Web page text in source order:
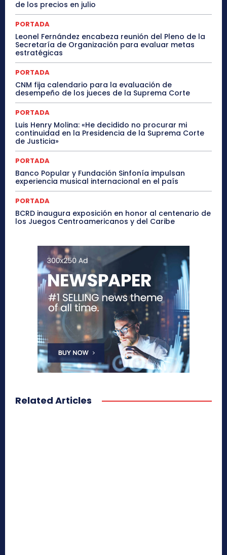
de los precios en julio
PORTADA
Leonel Fernández encabeza reunión del Pleno de la
Secretaría de Organización para evaluar metas
estratégicas
PORTADA
CNM fija calendario para la evaluación de
desempeño de los jueces de la Suprema Corte
PORTADA
Luis Henry Molina: «He decidido no procurar mi
continuidad en la Presidencia de la Suprema Corte
de Justicia»
PORTADA
Banco Popular y Fundación Sinfonía impulsan
experiencia musical internacional en el país
PORTADA
BCRD inaugura exposición en honor al centenario de
los Juegos Centroamericanos y del Caribe
Related Articles